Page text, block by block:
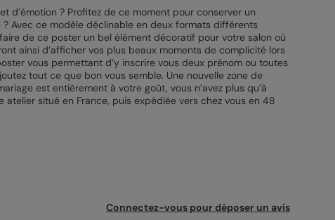
d’émotion ? Profitez de ce moment pour conserver un
Avec ce modèle déclinable en deux formats différents
de ce poster un bel élément décoratif pour votre salon où
ainsi d’afficher vos plus beaux moments de complicité lors
vous permettant d’y inscrire vous deux prénom ou toutes
tout ce que bon vous semble. Une nouvelle zone de
est entièrement à votre goût, vous n’avez plus qu’à
situé en France, puis expédiée vers chez vous en 48
Connectez-vous pour déposer un avis